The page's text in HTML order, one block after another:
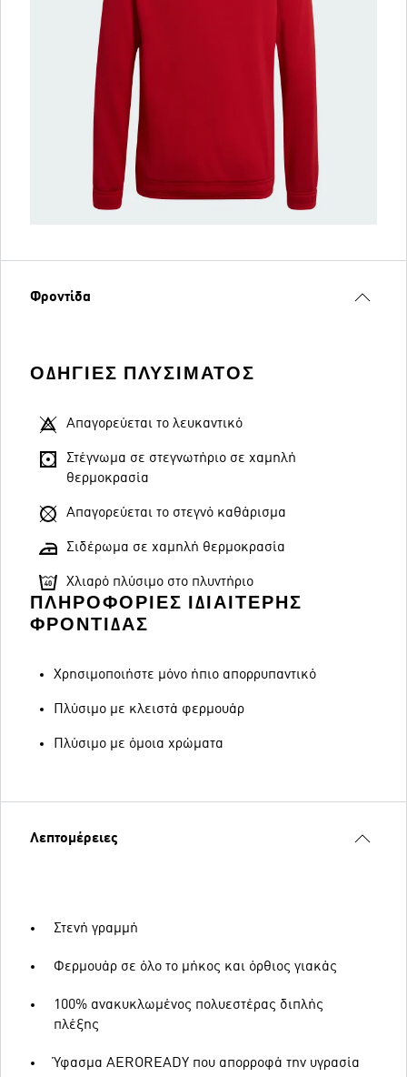
Φροντίδα
ΟΔΗΓΊΕΣ ΠΛΥΣΊΜΑΤΟΣ
Απαγορεύεται το λευκαντικό
Στέγνωμα σε στεγνωτήριο σε χαμηλή
θερμοκρασία
Απαγορεύεται το στεγνό καθάρισμα
Σιδέρωμα σε χαμηλή θερμοκρασία
Χλιαρό πλύσιμο στο πλυντήριο
ΠΛΗΡΟΦΟΡΊΕΣ ΙΔΙΑΊΤΕΡΗΣ
ΦΡΟΝΤΊΔΑΣ
Χρησιμοποιήστε μόνο ήπιο απορρυπαντικό
Πλύσιμο με κλειστά φερμουάρ
Πλύσιμο με όμοια χρώματα
Λεπτομέρειες
Στενή γραμμή
Φερμουάρ σε όλο το μήκος και όρθιος γιακάς
100% ανακυκλωμένος πολυεστέρας διπλής
πλέξης
Ύφασμα AEROREADY που απορροφά την υγρασία